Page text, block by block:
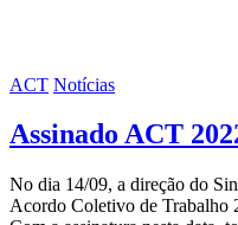
ACT Notícias
Assinado ACT
No dia 14/09, a direção do
Acordo Coletivo de Trabalho